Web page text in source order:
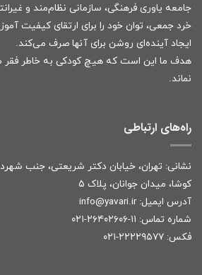
جامعه یاوری فرهنگی، سازمانی نظام‌مند و
خرد جمعی، توان خود را برای ارتقای کیفیت
ایجاد آینده‌ای روشن برای آنها صرف می‌کند.
هدف ما این است که هیچ کودکی به خاطر فقر
نماند.
راه‌های ارتباطی
کوشا، میدان جوانان، پلاک ۵
آدرس ایمیل: info@yavari.ir
شماره تماس: ۱۱-۲۶۴۰۲۶۰۶-۰۲۱
فکس: ۲۲۲۲۹۵۷۷-۰۲۱